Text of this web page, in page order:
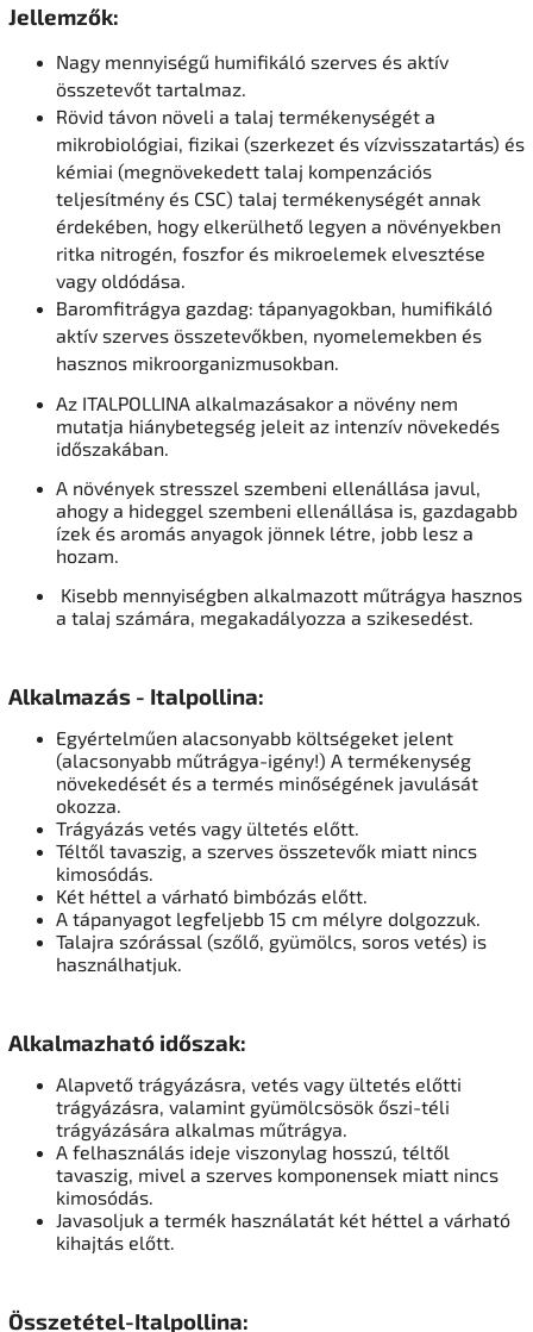
Jellemzők:
Nagy mennyiségű humifikáló szerves és aktív
összetevőt tartalmaz.
Rövid távon növeli a talaj termékenységét a
mikrobiológiai, fizikai (szerkezet és vízvisszatartás) és
kémiai (megnövekedett talaj kompenzációs
teljesítmény és CSC) talaj termékenységét annak
érdekében, hogy elkerülhető legyen a növényekben
ritka nitrogén, foszfor és mikroelemek elvesztése
vagy oldódása.
Baromfitrágya gazdag: tápanyagokban, humifikáló
aktív szerves összetevőkben, nyomelemekben és
hasznos mikroorganizmusokban.
Az ITALPOLLINA alkalmazásakor a növény nem
mutatja hiánybetegség jeleit az intenzív növekedés
időszakában.
A növények stresszel szembeni ellenállása javul,
ahogy a hideggel szembeni ellenállása is, gazdagabb
ízek és aromás anyagok jönnek létre, jobb lesz a
hozam.
Kisebb mennyiségben alkalmazott műtrágya hasznos
a talaj számára, megakadályozza a szikesedést.
Alkalmazás - Italpollina:
Egyértelműen alacsonyabb költségeket jelent
(alacsonyabb műtrágya-igény!) A termékenység
növekedését és a termés minőségének javulását
okozza.
Trágyázás vetés vagy ültetés előtt.
Téltől tavaszig, a szerves összetevők miatt nincs
kimosódás.
Két héttel a várható bimbózás előtt.
A tápanyagot legfeljebb 15 cm mélyre dolgozzuk.
Talajra szórással (szőlő, gyümölcs, soros vetés) is
használhatjuk.
Alkalmazható időszak:
Alapvető trágyázásra, vetés vagy ültetés előtti
trágyázásra, valamint gyümölcsösök őszi-téli
trágyázására alkalmas műtrágya.
A felhasználás ideje viszonylag hosszú, téltől
tavaszig, mivel a szerves komponensek miatt nincs
kimosódás.
Javasoljuk a termék használatát két héttel a várható
kihajtás előtt.
Összetétel-Italpollina: